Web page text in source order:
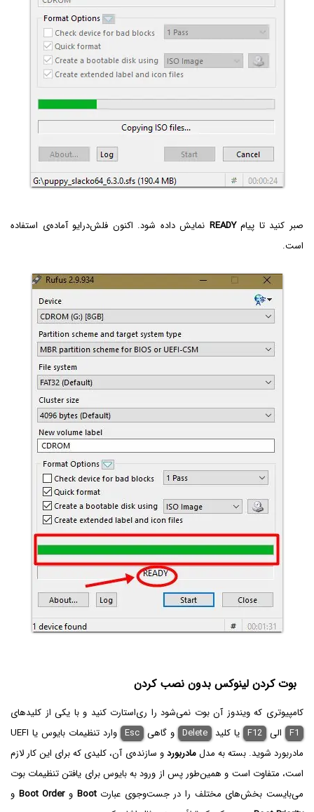
صبر کنید تا پیامREADY نمایش داده شود. اکنون فلش‌درایو آماده‌ی استفاده
است.
بوت کردن لینوکس بدون نصب کردن
کامپیوتری که ویندوز آن بوت نمی‌شود را ری‌استارت کنید و با یکی از کلیدهای
F1 الی F12‌ یا کلید Delete و گاهی Esc
وارد تنظیمات بایوس یا UEFI
مادربورد شوید. بسته به مدلمادربوردو سازنده‌ی آن، کلیدی که برای این کار لازم
است، متفاوت است و همین‌طور پس از ورود به بایوس برای یافتن تنظیمات بوت
می‌بایست بخش‌های مختلف را در جست‌وجوی عبارتBoot وBoot Order و